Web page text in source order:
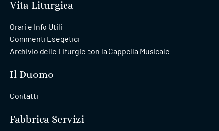
Vita Liturgica
Orari e Info Utili
Commenti Esegetici
Archivio delle Liturgie con la Cappella Musicale
Il Duomo
Contatti
Fabbrica Servizi